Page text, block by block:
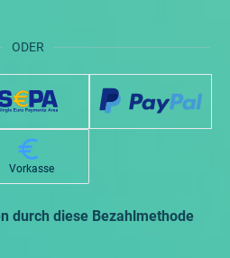
ODER
Vorkasse
durch diese Bezahlmethode